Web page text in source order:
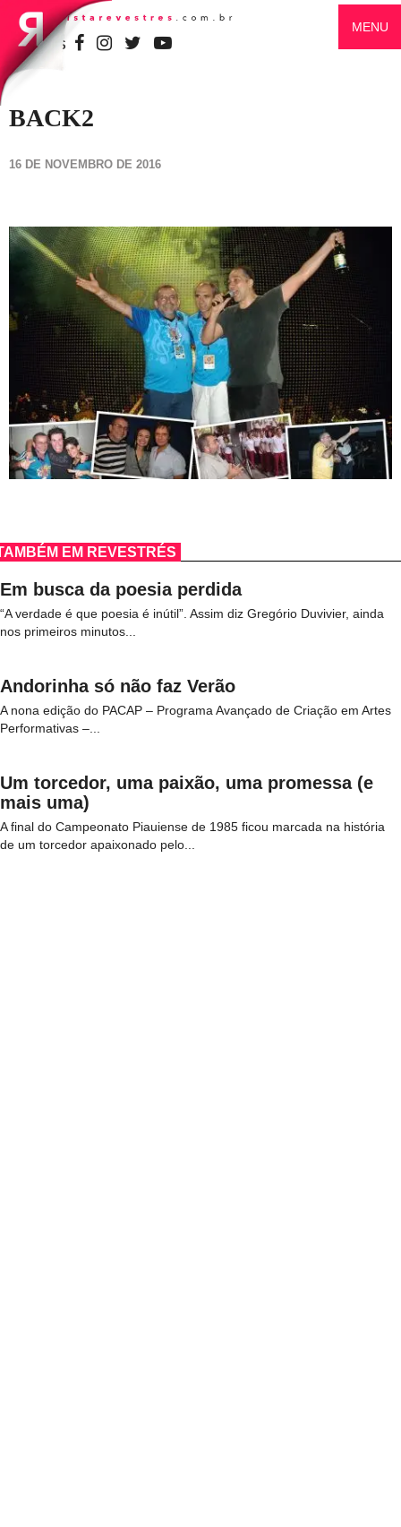
SIGA-NOS
MENU
BACK2
16 DE NOVEMBRO DE 2016
EM REVESTRÉS
Em busca da poesia perdida
“A verdade é que poesia é inútil”. Assim diz Gregório Duvivier, ainda
nos primeiros minutos...
Andorinha só não faz Verão
A nona edição do PACAP – Programa Avançado de Criação em Artes
Performativas –...
Um torcedor, uma paixão, uma promessa (e
mais uma)
A final do Campeonato Piauiense de 1985 ficou marcada na história
de um torcedor apaixonado pelo...